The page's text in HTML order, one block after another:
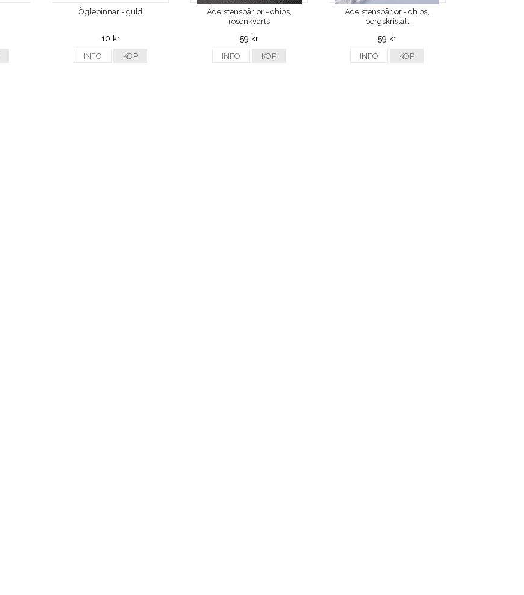
Öglepinnar - guld
10 kr
INFO KÖP
Ädelstenspärlor - chips,
rosenkvarts
59 kr
INFO KÖP
Ädelstenspärlor - chips,
bergskristall
59 kr
INFO KÖP